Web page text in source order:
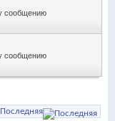
Последняя